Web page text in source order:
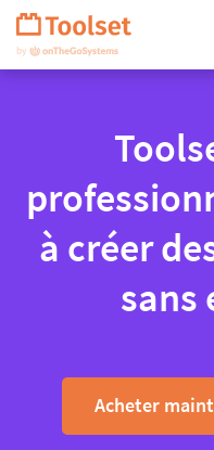
Passer
navigation
à créer
sans
Acheter